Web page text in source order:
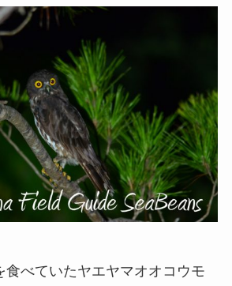
食べていたヤエヤマオオコウモ